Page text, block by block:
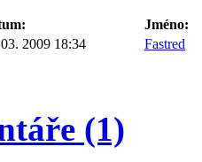
Jméno:
2009 18:34 Fastred
(1)